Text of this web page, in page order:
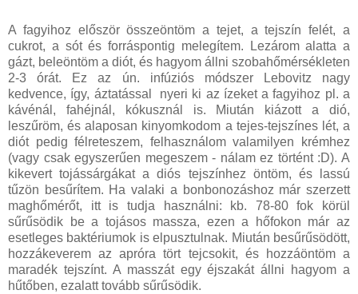
A fagyihoz először összeöntöm a tejet, a tejszín felét, a
cukrot, a sót és forráspontig melegítem. Lezárom alatta a
gázt, beleöntöm a diót, és hagyom állni szobahőmérsékleten
2-3 órát. Ez az ún. infúziós módszer Lebovitz nagy
kedvence, így, áztatással nyeri ki az ízeket a fagyihoz pl. a
kávénál, fahéjnál, kókusznál is. Miután kiázott a dió,
leszűröm, és alaposan kinyomkodom a tejes-tejszínes lét, a
diót pedig félreteszem, felhasználom valamilyen krémhez
(vagy csak egyszerűen megeszem - nálam ez történt :D). A
kikevert tojássárgákat a diós tejszínhez öntöm, és lassú
tűzön besűrítem. Ha valaki a bonbonozáshoz már szerzett
maghőmérőt, itt is tudja használni: kb. 78-80 fok körül
sűrűsödik be a tojásos massza, ezen a hőfokon már az
esetleges baktériumok is elpusztulnak. Miután besűrűsödött,
hozzákeverem az apróra tört tejcsokit, és hozzáöntöm a
maradék tejszínt. A masszát egy éjszakát állni hagyom a
hűtőben, ezalatt tovább sűrűsödik.